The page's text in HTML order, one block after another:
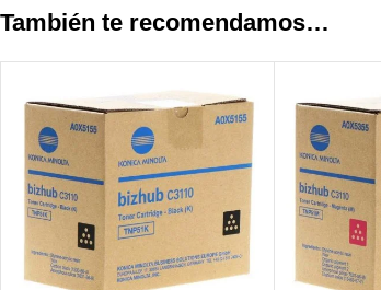
También te recomendamos…